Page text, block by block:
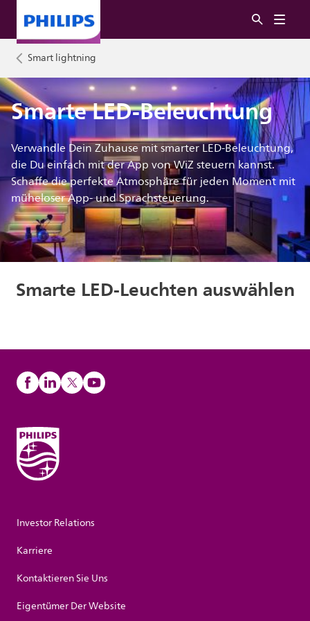
Smart lightning
Smarte LED-Beleuchtung
Verwandle Dein Zuhause mit smarter LED-Beleuchtung,
die Du einfach mit der App von WiZ steuern kannst.
Schaffe die perfekte Atmosphäre für jeden Moment mit
müheloser App- und Sprachsteuerung.
Smarte LED-Leuchten auswählen
Investor Relations
Karriere
Kontaktieren Sie Uns
Eigentümer Der Website